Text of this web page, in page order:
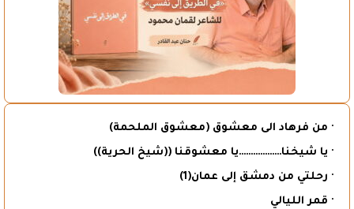
· من فرهاد الى معشوق (معشوق الملحمة)
· يا شيخنا………………يا معشوقنا ((شيخ الحرية))
· رحلتي من دمشق إلى عمان(1)
· قمر الليالي